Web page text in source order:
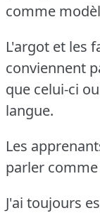
comme
L'argot et les
conviennent
que celui-ci
langue.
Les
parler
J'ai toujours